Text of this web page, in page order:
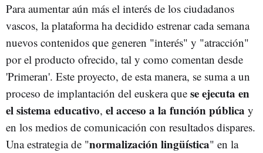
Para aumentar aún más el interés de los ciudadanos
vascos, la plataforma ha decidido estrenar cada semana
nuevos contenidos que generen "interés" y "atracción"
por el producto ofrecido, tal y como comentan desde
'Primeran'. Este proyecto, de esta manera, se suma a un
proceso de implantación del euskera que se ejecuta en
el sistema educativo, el acceso a la función pública y
en los medios de comunicación con resultados dispares.
Una estrategia de "normalización lingüística" en la